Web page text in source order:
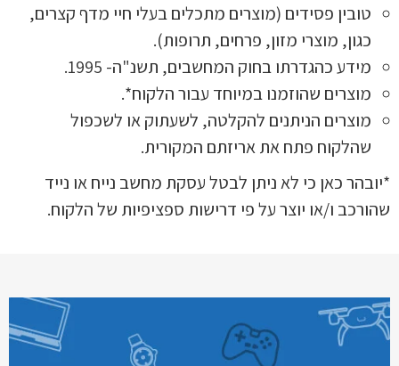
טובין פסידים (מוצרים מתכלים בעלי חיי מדף קצרים,
כגון, מוצרי מזון, פרחים, תרופות).
מידע כהגדרתו בחוק המחשבים, תשנ"ה- 1995.
מוצרים שהוזמנו במיוחד עבור הלקוח*.
מוצרים הניתנים להקלטה, לשעתוק או לשכפול
שהלקוח פתח את אריזתם המקורית.
*יובהר כאן כי לא ניתן לבטל עסקת מחשב נייח או נייד
שהורכב ו/או יוצר על פי דרישות ספציפיות של הלקוח.